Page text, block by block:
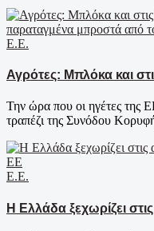
Ε.Ε.
Αγρότες: Μπλόκα και
Την ώρα που οι ηγέτες της
τραπέζι της Συνόδου
Ε.Ε.
Η Ελλάδα ξεχωρίζει